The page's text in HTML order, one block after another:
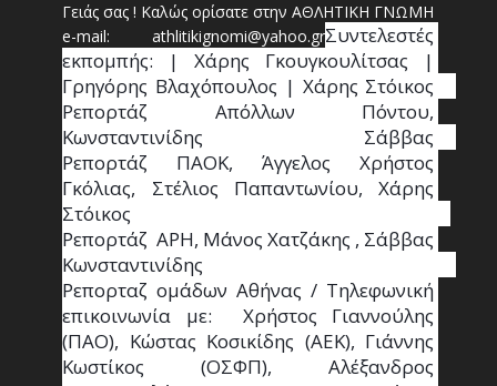
Γειάς σας ! Καλώς ορίσατε στην ΑΘΛΗΤΙΚΗ ΓΝΩΜΗ
e-mail: athlitikignomi@yahoo.grΣυντελεστές
εκπομπής: | Χάρης Γκουγκουλίτσας |
Γρηγόρης Βλαχόπουλος | Χάρης Στόικος
Ρεπορτάζ Απόλλων Πόντου,
Κωνσταντινίδης   Σάββας
Ρεπορτάζ ΠΑΟΚ, Άγγελος Χρήστος
Γκόλιας, Στέλιος Παπαντωνίου, Χάρης
Στόικος
Ρεπορτάζ  ΑΡΗ, Μάνος Χατζάκης , Σάββας
Κωνσταντινίδης
Ρεπορταζ ομάδων Αθήνας / Τηλεφωνική
επικοινωνία με:  Χρήστος Γιαννούλης
(ΠΑΟ), Κώστας Κοσικίδης (ΑΕΚ), Γιάννης
Κωστίκος (ΟΣΦΠ), Αλέξανδρος